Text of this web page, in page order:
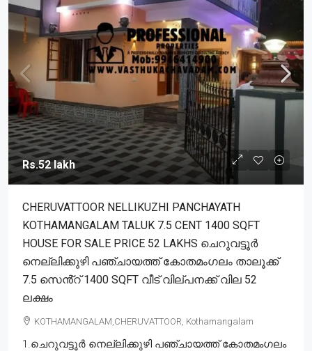
Rs.52 lakh
CHERUVATTOOR NELLIKUZHI PANCHAYATH
KOTHAMANGALAM TALUK 7.5 CENT 1400 SQFT
HOUSE FOR SALE PRICE 52 LAKHS ചെറുവട്ടൂർ
നെല്ലിക്കുഴി പഞ്ചായത്ത് കോതമംഗലം താലൂക്ക്
7.5 സെൻ്റ് 1400 SQFT വീട് വില്പനക്ക് വില 52
ലക്ഷം
KOTHAMANGALAM,CHERUVATTOOR, Kothamangalam
1.ചെറുവട്ടൂർ നെല്ലിക്കുഴി പഞ്ചായത്ത് കോതമംഗലം